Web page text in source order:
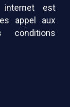
est
appel aux
conditions